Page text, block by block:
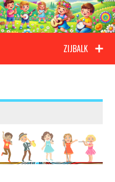
Kinderliedjes
ZIJBALK